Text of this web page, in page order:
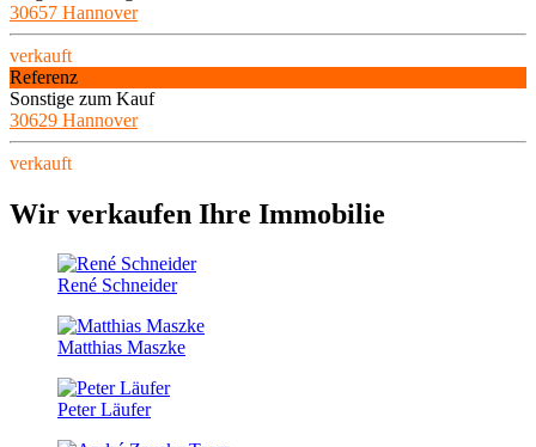
30657 Hannover
verkauft
Referenz
Sonstige zum Kauf
30629 Hannover
verkauft
Wir verkaufen Ihre Immobilie
René Schneider
Matthias Maszke
Peter Läufer